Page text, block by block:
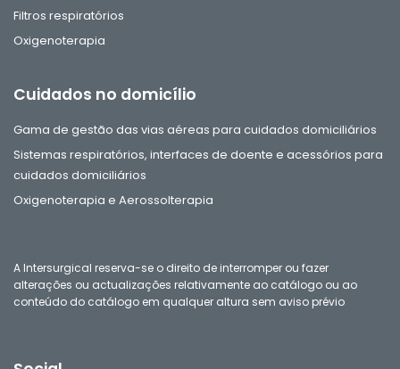
Filtros respiratórios
Oxigenoterapia
Cuidados no domicílio
Gama de gestão das vias aéreas para cuidados domiciliários
Sistemas respiratórios, interfaces de doente e acessórios para
cuidados domiciliários
Oxigenoterapia e Aerossolterapia
A Intersurgical reserva-se o direito de interromper ou fazer
alterações ou actualizações relativamente ao catálogo ou ao
conteúdo do catálogo em qualquer altura sem aviso prévio